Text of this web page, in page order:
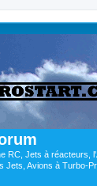
RC, Jets à réacteurs,
Jets, Avions à Turbo-